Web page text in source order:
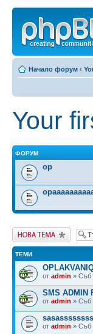
Начало форум ‹
Your
ФОРУМ
op
Публикувай нова
тема
ТЕМИ
от admin » Съб
SMS ADMIN
от admin » Съб
от admin » Съб